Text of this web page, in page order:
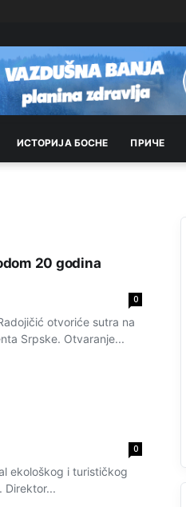
ИСТОРИЈА БОСНЕ ПРИЧЕ
20 godina
0
otvoriće sutra na
Srpske. Otvaranje...
0
ekološkog i turističkog
Direktor...